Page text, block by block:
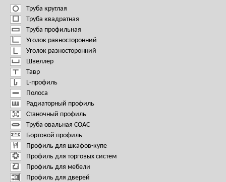
Труба круглая
Труба квадратная
Труба профильная
Уголок равносторонний
Уголок разносторонний
Швеллер
Тавр
L-профиль
Полоса
Радиаторный профиль
Станочный профиль
Труба овальная СОАС
Бортовой профиль
Профиль для шкафов-купе
Профиль для торговых систем
Профиль для мебели
Профиль для дверей